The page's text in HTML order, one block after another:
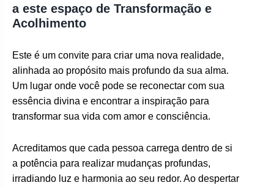
a este espaço de Transformação e
Acolhimento
Este é um convite para criar uma nova realidade,
alinhada ao propósito mais profundo da sua alma.
Um lugar onde você pode se reconectar com sua
essência divina e encontrar a inspiração para
transformar sua vida com amor e consciência.
Acreditamos que cada pessoa carrega dentro de si
a potência para realizar mudanças profundas,
irradiando luz e harmonia ao seu redor. Ao despertar